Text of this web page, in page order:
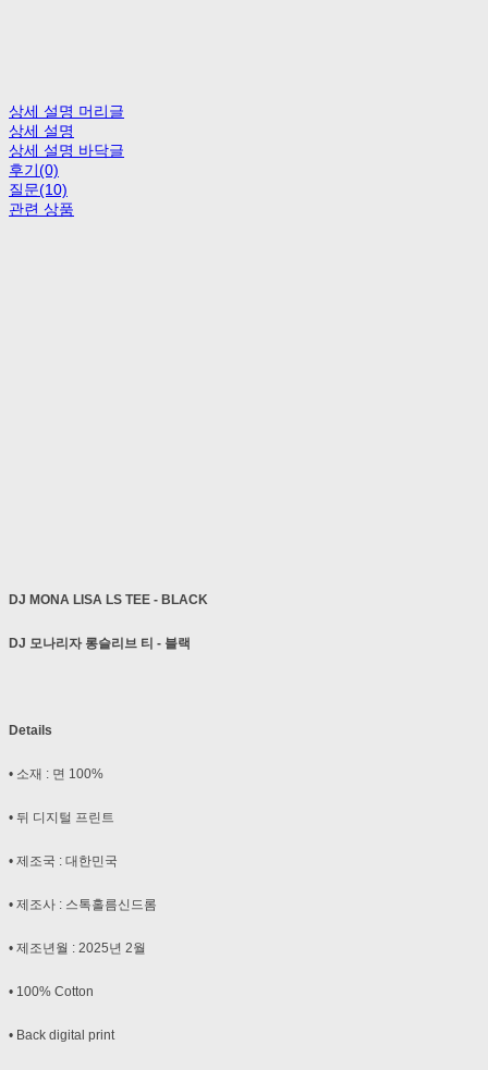
상세 설명 머리글
상세 설명
상세 설명 바닥글
후기(0)
질문(10)
관련 상품
DJ MONA LISA LS TEE - BLACK
DJ 모나리자 롱슬리브 티 - 블랙
Details
• 소재 : 면 100%
• 뒤 디지털 프린트
• 제조국 : 대한민국
• 제조사 : 스톡홀름신드롬
• 제조년월 : 2025년 2월
• 100% Cotton
• Back digital print